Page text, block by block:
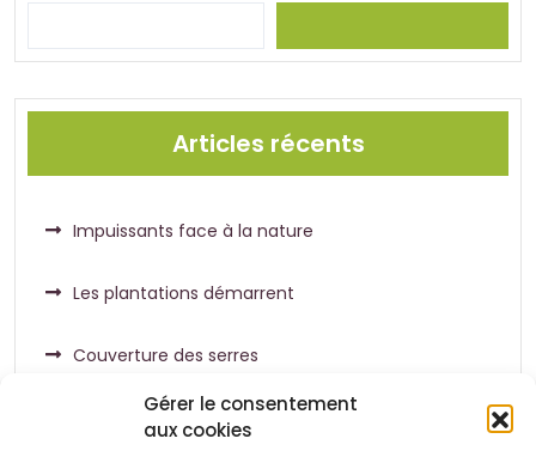
Gérer le consentement
aux cookies
Articles récents
Impuissants face à la nature
Les plantations démarrent
Couverture des serres